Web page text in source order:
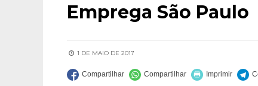
Emprega São Paulo
1 DE MAIO DE 2017